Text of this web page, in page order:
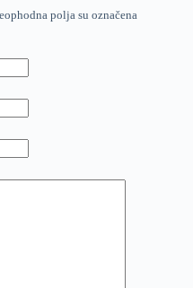
polja su označena